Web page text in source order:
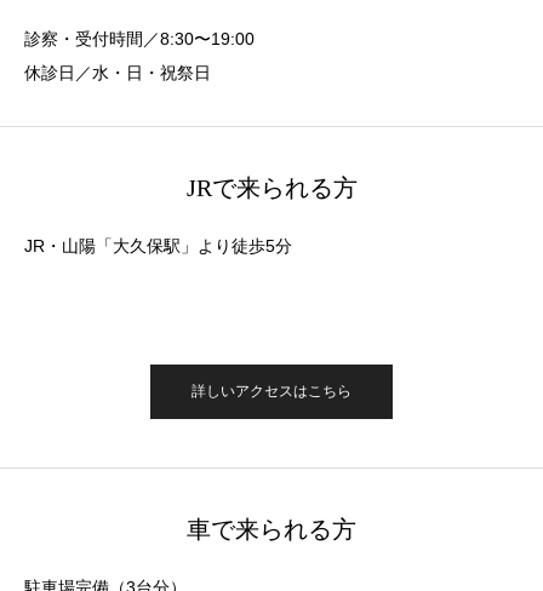
診察・受付時間／8:30〜19:00
休診日／水・日・祝祭日
JRで来られる方
JR・山陽「大久保駅」より徒歩5分
詳しいアクセスはこちら
車で来られる方